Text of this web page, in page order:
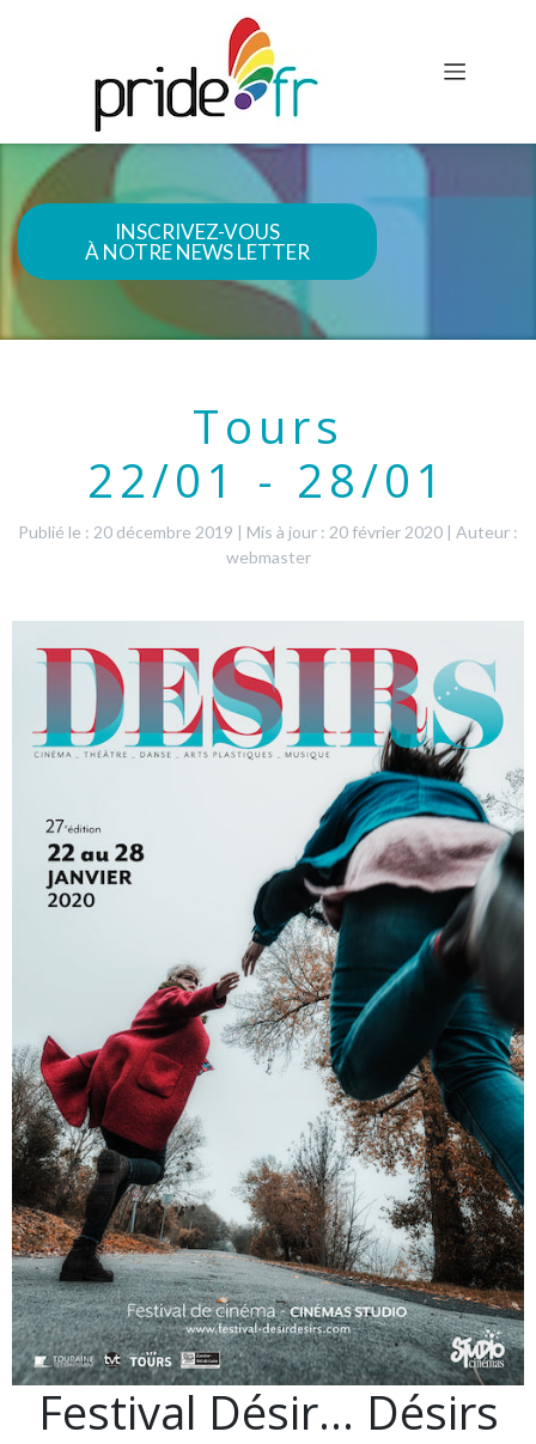
INSCRIVEZ-VOUS
À NOTRE NEWS LETTER
Tours
22/01 - 28/01
Publié le : 20 décembre 2019 | Mis à jour : 20 février 2020 | Auteur :
webmaster
Festival Désir… Désirs